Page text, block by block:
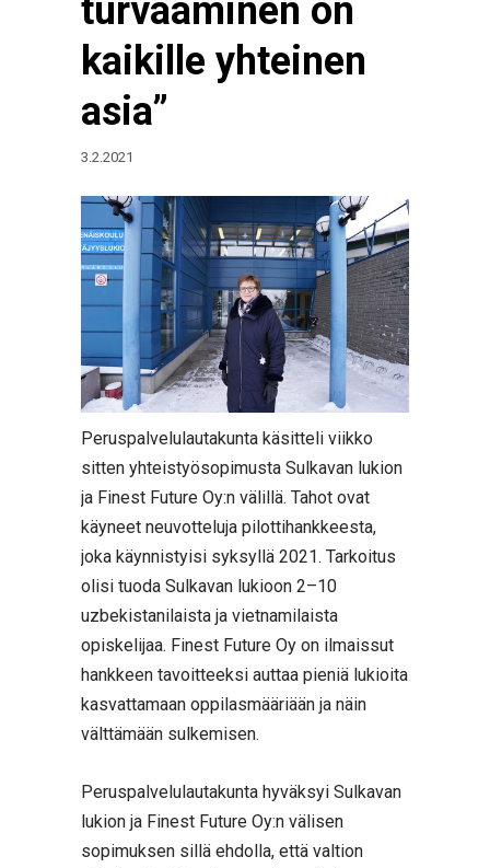
turvaaminen on
kaikille yhteinen
asia”
3.2.2021
Peruspalvelulautakunta käsitteli viikko
sitten yhteistyösopimusta Sulkavan lukion
ja Finest Future Oy:n välillä. Tahot ovat
käyneet neuvotteluja pilottihankkeesta,
joka käynnistyisi syksyllä 2021. Tarkoitus
olisi tuoda Sulkavan lukioon 2–10
uzbekistanilaista ja vietnamilaista
opiskelijaa. Finest Future Oy on ilmaissut
hankkeen tavoitteeksi auttaa pieniä lukioita
kasvattamaan oppilasmääriään ja näin
välttämään sulkemisen.
Peruspalvelulautakunta hyväksyi Sulkavan
lukion ja Finest Future Oy:n välisen
sopimuksen sillä ehdolla, että valtion